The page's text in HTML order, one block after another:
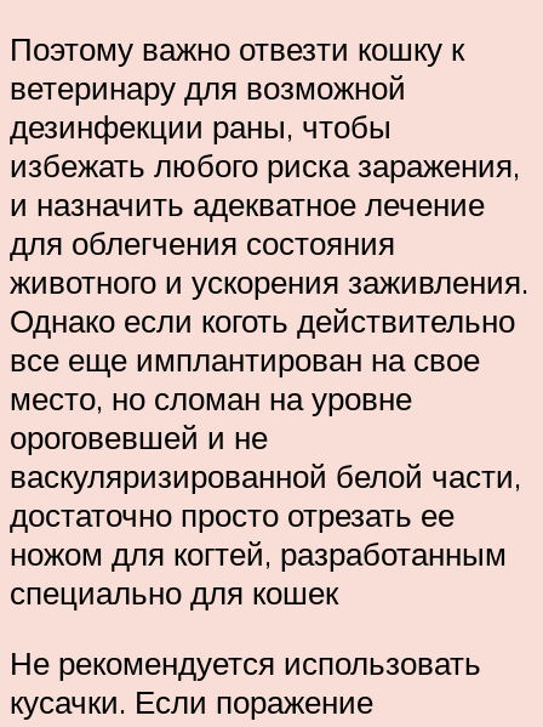
Поэтому важно отвезти кошку к
ветеринару для возможной
дезинфекции раны, чтобы
избежать любого риска заражения,
и назначить адекватное лечение
для облегчения состояния
животного и ускорения заживления.
Однако если коготь действительно
все еще имплантирован на свое
место, но сломан на уровне
ороговевшей и не
васкуляризированной белой части,
достаточно просто отрезать ее
ножом для когтей, разработанным
специально для кошек
Не рекомендуется использовать
кусачки. Если поражение